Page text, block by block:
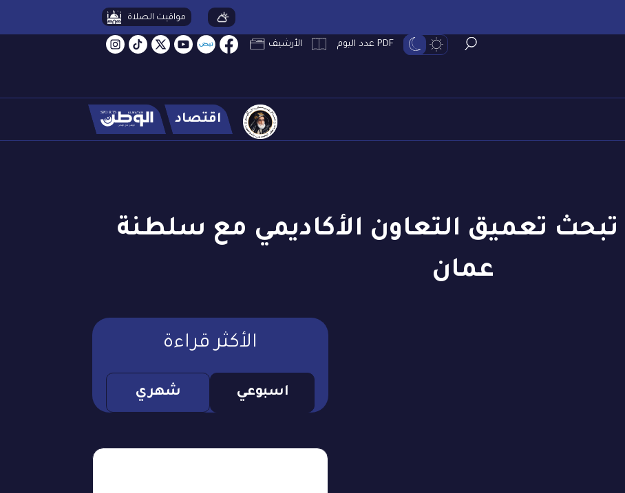
مواقيت الصلاة
PDF عدد اليوم الأرشيف
اقتصاد
تبحث تعميق التعاون الأكاديمي مع سلطنة
عمان
الأكثر قراءة
اسبوعي شهري